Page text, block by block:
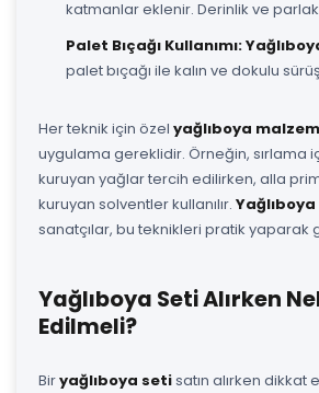
katmanlar eklenir. Derinlik ve
Palet Bıçağı Kullanımı:
palet bıçağı ile kalın ve dokulu
Her teknik için özel yağlıboya
uygulama gereklidir. Örneğin, sırlama
kuruyan yağlar tercih edilirken, alla
kuruyan solventler kullanılır.
sanatçılar, bu teknikleri pratik yaparak
Yağlıboya Seti Alırken
Edilmeli?
Biryağlıboya setisatın alırken dikkat